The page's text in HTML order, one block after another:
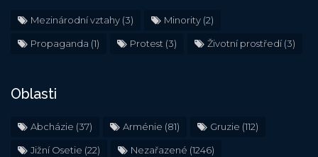
Mezinárodní vztahy (3) Minority (2)
Propaganda (1) Protest (3) Životní prostředí(3)
Oblasti
Abcházie (37) Arménie (81) Gruzie (112)
Jižní Osetie (22) Nezařazené (1246)